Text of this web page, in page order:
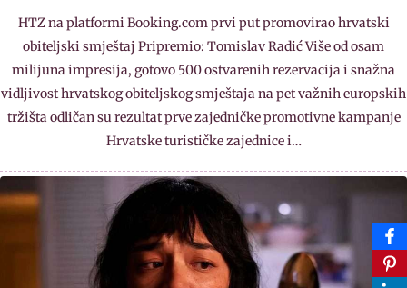
HTZ na platformi Booking.com prvi put promovirao hrvatski
obiteljski smještaj Pripremio: Tomislav Radić Više od osam
milijuna impresija, gotovo 500 ostvarenih rezervacija i snažna
vidljivost hrvatskog obiteljskog smještaja na pet važnih europskih
tržišta odličan su rezultat prve zajedničke promotivne kampanje
Hrvatske turističke zajednice i…